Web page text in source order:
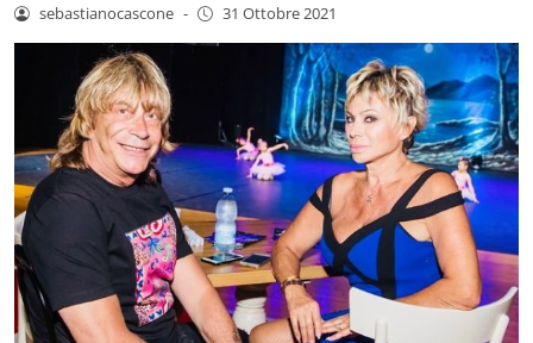
sebastianocascone - 31 Ottobre 2021